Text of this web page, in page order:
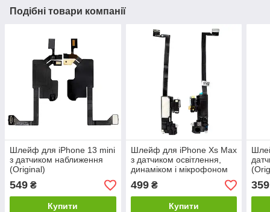
Подібні товари компанії
Шлейф для iPhone 13 mini
з датчиком наближення
(Original)
549 ₴
Купити
Шлейф для iPhone Xs Max
з датчиком освітлення,
динаміком і мікрофоном
(Original PRC)
499₴
Купити
359